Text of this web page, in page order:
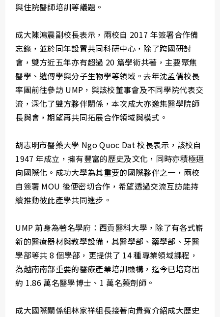
與住院醫師培訓等議題。
成大陳鴻震副校長表示，兩校自 2017 年簽署合作備
忘錄，並於同年設置共同科研中心，除了跨國研討
會，雙方近五年亦有超過 20 篇學術共著，主要聚焦
醫學、遺傳學與分子生物學等領域。去年沈孟儒校長
率團前往參訪 UMP，與該校董事會及不同學院代表交
流，深化了雙方夥伴關係，本次成大亦邀集醫學院師
長與會，期望再共同拓展合作領域與模式。
胡志明市醫藥大學 Ngo Quoc Dat 校長表示，該校自
1947 年成立，擁有豐富的歷史及文化，同時亦積極邁
向國際化。成功大學為其重要的國際夥伴之一，兩校
自簽署 MOU 後便密切合作，希望透過交流互訪能持
續推動彼此產學共同進步。
UMP 前身為著名學府：西貢醫科大學，除了有各式嶄
新的醫療器材與教學設備，其醫學部、藥學部、牙醫
學部等共 8 個學部，更提供了 14 種專業領域課程，
為越南南部重要的醫療產業培訓機構，迄今已培育出
約 1.86 萬名醫學博士、1 萬名藥劑師。
成大國際關係組林家祥組長接著向貴賓介紹成大歷史